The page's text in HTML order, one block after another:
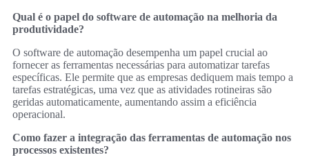
Qual é o papel do software de automação na melhoria da
produtividade?
O software de automação desempenha um papel crucial ao
fornecer as ferramentas necessárias para automatizar tarefas
específicas. Ele permite que as empresas dediquem mais tempo a
tarefas estratégicas, uma vez que as atividades rotineiras são
geridas automaticamente, aumentando assim a eficiência
operacional.
Como fazer a integração das ferramentas de automação nos
processos existentes?